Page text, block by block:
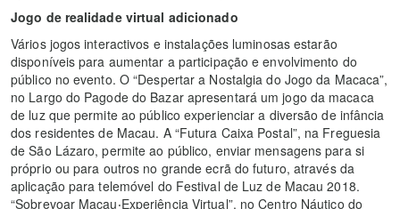
Jogo de realidade virtual adicionado
Vários jogos interactivos e instalações luminosas estarão
disponíveis para aumentar a participação e envolvimento do
público no evento. O “Despertar a Nostalgia do Jogo da Macaca”,
no Largo do Pagode do Bazar apresentará um jogo da macaca
de luz que permite ao público experienciar a diversão de infância
dos residentes de Macau. A “Futura Caixa Postal”, na Freguesia
de São Lázaro, permite ao público, enviar mensagens para si
próprio ou para outros no grande ecrã do futuro, através da
aplicação para telemóvel do Festival de Luz de Macau 2018.
“Sobrevoar Macau‧Experiência Virtual”, no Centro Náutico do